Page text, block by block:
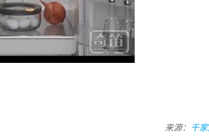
来源： 千